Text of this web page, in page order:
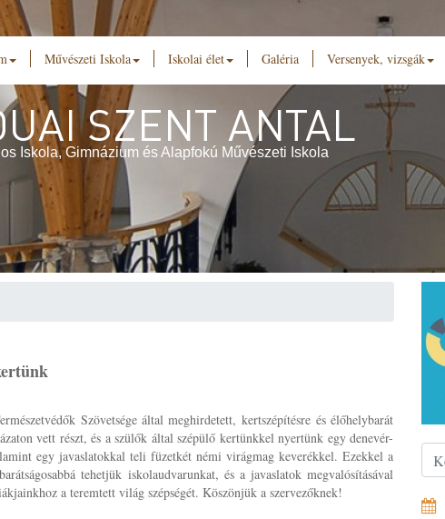
SZENT ANTAL
Iskola, Gimnázium és Alapfokú Művészeti Iskola
Művészeti Iskola Iskolai élet Galéria Versenyek, vizsgák
Szövetsége által meghirdetett, kertszépítésre és élőhelybarát
vett részt, és a szülők által szépülő kertünkkel nyertünk egy denevér-
egy javaslatokkal teli füzetkét némi virágmag keverékkel. Ezekkel a
tehetjük iskolaudvarunkat, és a javaslatok megvalósításával
a teremtett világ szépségét. Köszönjük a szervezőknek!